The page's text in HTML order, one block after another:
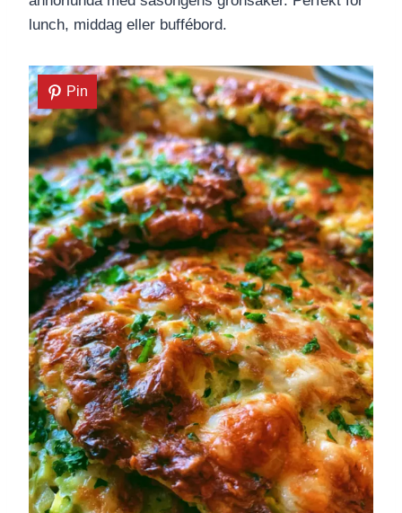
lunch, middag eller buffébord.
Pin